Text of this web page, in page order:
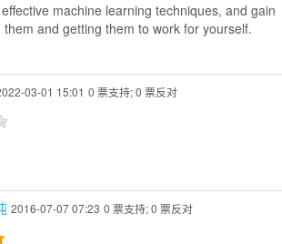
machine learning techniques, and gain
and getting them to work for yourself.
03-01 15:01 0 票支持; 0 票反对
2016-07-07 07:23 0 票支持; 0 票反对